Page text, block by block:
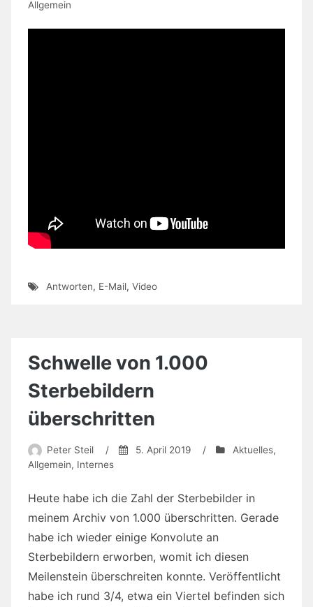
Allgemein
Antworten, E-Mail, Video
Schwelle von 1.000
Sterbebildern
überschritten
Peter Steil / 5. April 2019 / Aktuelles,
Allgemein, Internes
Heute habe ich die Zahl der Sterbebilder in
meinem Archiv von 1.000 überschritten. Gerade
habe ich wieder einige Konvolute an
Sterbebildern erworben, womit ich diesen
Meilenstein überschreiten konnte. Veröffentlicht
habe ich rund 3/4, etwa ein Viertel befinden sich